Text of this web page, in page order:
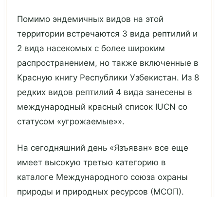
Помимо эндемичных видов на этой
территории встречаются 3 вида рептилий и
2 вида насекомых с более широким
распространением, но также включенные в
Красную книгу Республики Узбекистан. Из 8
редких видов рептилий 4 вида занесены в
международный красный список IUCN со
статусом «угрожаемые»».
На сегодняшний день «Язъяван» все еще
имеет высокую третью категорию в
каталоге Международного союза охраны
природы и природных ресурсов (МСОП).